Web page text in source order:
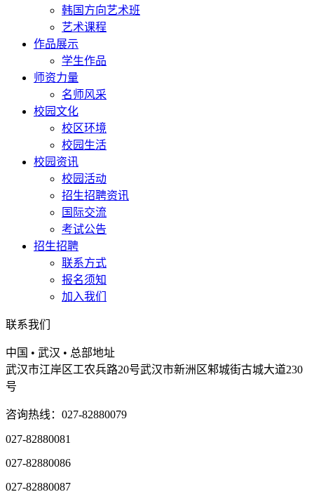
韩国方向艺术班
艺术课程
作品展示
学生作品
师资力量
名师风采
校园文化
校区环境
校园生活
校园资讯
校园活动
招生招聘资讯
国际交流
考试公告
招生招聘
联系方式
报名须知
加入我们
联系我们
中国 • 武汉 • 总部地址
武汉市江岸区工农兵路20号武汉市新洲区邾城街古城大道230
号
咨询热线：027-82880079
027-82880081
027-82880086
027-82880087